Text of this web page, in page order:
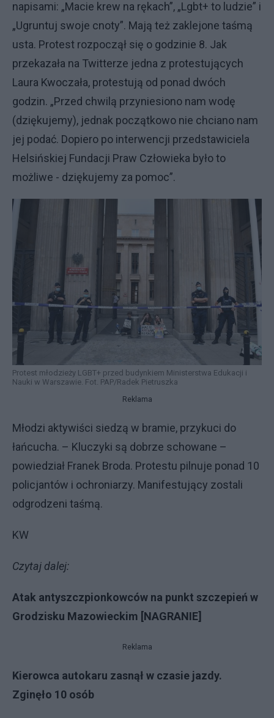
napisami: „Macie krew na rękach”, „Lgbt+ to ludzie” i
„Ugruntuj swoje cnoty”. Mają też zaklejone taśmą
usta. Protest rozpoczął się o godzinie 8. Jak
przekazała na Twitterze jedna z protestujących
Laura Kwoczała, protestują od ponad dwóch
godzin. „Przed chwilą przyniesiono nam wodę
(dziękujemy), jednak początkowo nie chciano nam
jej podać. Dopiero po interwencji przedstawiciela
Helsińskiej Fundacji Praw Człowieka było to
możliwe - dziękujemy za pomoc”.
Protest młodzieży LGBT+ przed budynkiem Ministerstwa Edukacji i
Nauki w Warszawie. Fot. PAP/Radek Pietruszka
Reklama
Młodzi aktywiści siedzą w bramie, przykuci do
łańcucha. – Kluczyki są dobrze schowane –
powiedział Franek Broda. Protestu pilnuje ponad 10
policjantów i ochroniarzy. Manifestujący zostali
odgrodzeni taśmą.
KW
Czytaj dalej:
Atak antyszczpionkowców na punkt szczepień w
Grodzisku Mazowieckim [NAGRANIE]
Reklama
Kierowca autokaru zasnął w czasie jazdy.
Zginęło 10 osób